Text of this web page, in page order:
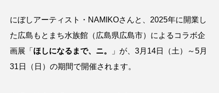
アオリイカ アカアジ アカカサゴ
アカクラゲ アカザ アカハタ
アカムツ アカメ アクアリウム
にぼしアーティスト・NAMIKOさんと、2025年に開業し
た広島もとまち水族館（広島県広島市）によるコラボ企
画展「 ほしになるまで、ニ。
」が、3月14日（土）～5月
31日（日）の期間で開催されます。